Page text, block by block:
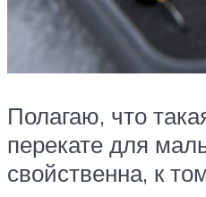
Полагаю, что
перекате для
свойственна, к